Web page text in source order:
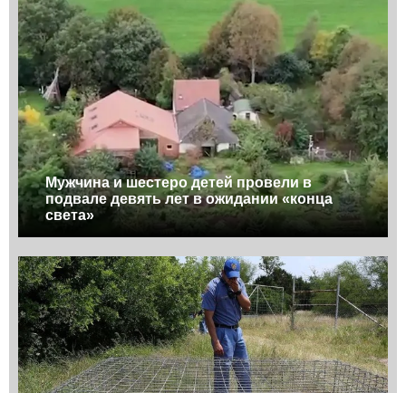
Мужчина и шестеро детей провели в
подвале девять лет в ожидании «конца
света»